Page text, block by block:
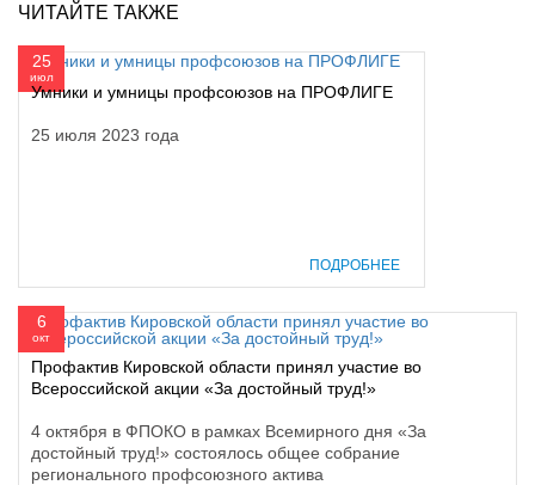
ЧИТАЙТЕ ТАКЖЕ
25
июл
Умники и умницы профсоюзов на ПРОФЛИГЕ
25 июля 2023 года
ПОДРОБНЕЕ
6
окт
Профактив Кировской области принял участие во
Всероссийской акции «За достойный труд!»
4 октября в ФПОКО в рамках Всемирного дня «За
достойный труд!» состоялось общее собрание
регионального профсоюзного актива